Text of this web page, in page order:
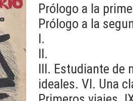
Prólogo a la
Prólogo a la
I.
II.
III. Estudiante de
ideales. VI. Una